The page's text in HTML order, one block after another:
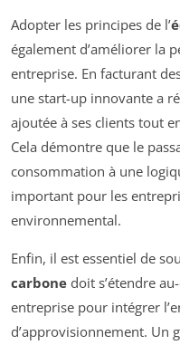
Adopter les principes de l’
également d’améliorer la
entreprise. En facturant
une start-up innovante a
ajoutée à ses clients tout
Cela démontre que le
consommation à une
important pour les
environnemental.
Enfin, il est essentiel de
carbone doit s’étendre
entreprise pour intégrer
d’approvisionnement. Un